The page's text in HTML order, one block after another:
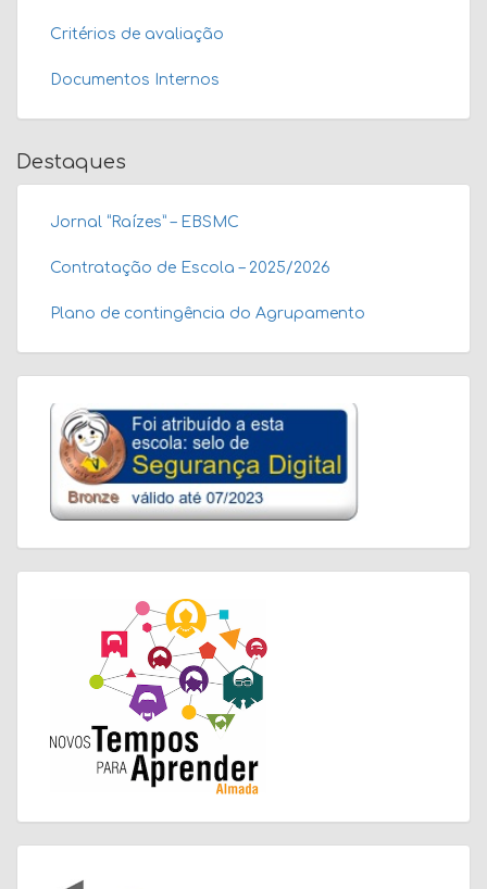
Critérios de avaliação
Documentos Internos
Destaques
Jornal “Raízes” – EBSMC
Contratação de Escola – 2025/2026
Plano de contingência do Agrupamento